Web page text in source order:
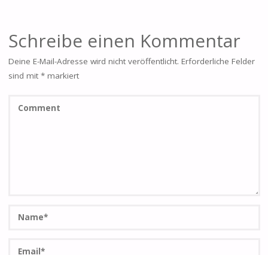
Schreibe einen Kommentar
Deine E-Mail-Adresse wird nicht veröffentlicht. Erforderliche Felder
sind mit *markiert